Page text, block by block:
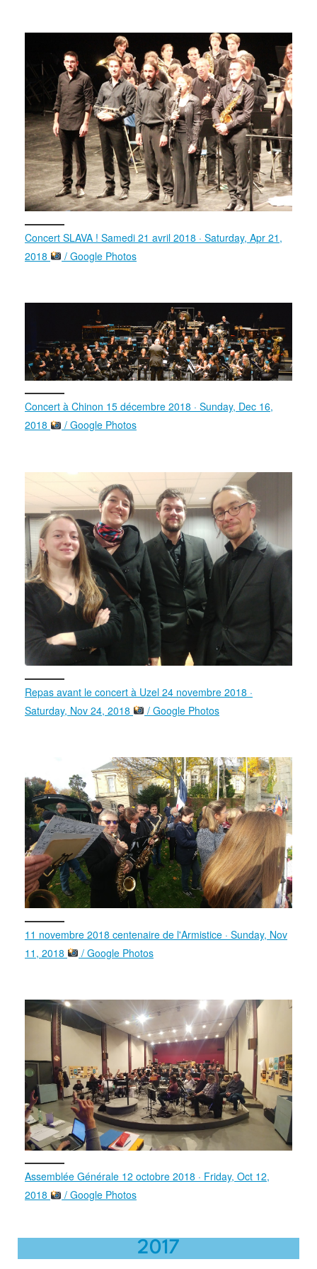
Concert SLAVA ! Samedi 21 avril 2018 · Saturday, Apr 21,
2018
/ Google Photos
Concert à Chinon 15 décembre 2018 · Sunday, Dec 16,
2018
/ Google Photos
Repas avant le concert à Uzel 24 novembre 2018 ·
Saturday, Nov 24, 2018
/ Google Photos
11 novembre 2018 centenaire de l'Armistice · Sunday, Nov
11, 2018
/ Google Photos
Assemblée Générale 12 octobre 2018 · Friday, Oct 12,
2018
/ Google Photos
2017